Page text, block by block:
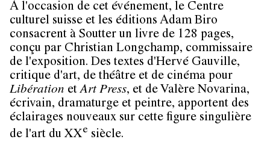
À l'occasion de cet événement, le Centre
culturel suisse et les éditions Adam Biro
consacrent à Soutter un livre de 128 pages,
conçu par Christian Longchamp, commissaire
de l'exposition. Des textes d'Hervé Gauville,
critique d'art, de théâtre et de cinéma pour
Libération etArt Press, et de Valère Novarina,
écrivain, dramaturge et peintre, apportent des
éclairages nouveaux sur cette figure singulière
de l'art du XXe siècle.